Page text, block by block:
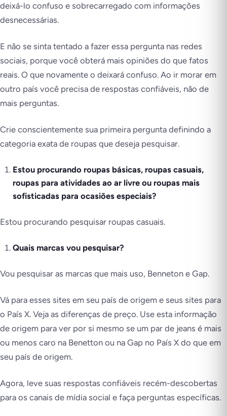
deixá-lo confuso e sobrecarregado com informações
desnecessárias.
E não se sinta tentado a fazer essa pergunta nas redes
sociais, porque você obterá mais opiniões do que fatos
reais. O que novamente o deixará confuso. Ao ir morar em
outro país você precisa de respostas confiáveis, não de
mais perguntas.
Crie conscientemente sua primeira pergunta definindo a
categoria exata de roupas que deseja pesquisar.
Estou procurando roupas básicas, roupas casuais,
roupas para atividades ao ar livre ou roupas mais
sofisticadas para ocasiões especiais?
Estou procurando pesquisar roupas casuais.
Quais marcas vou pesquisar?
Vou pesquisar as marcas que mais uso, Benneton e Gap.
Vá para esses sites em seu país de origem e seus sites para
o País X. Veja as diferenças de preço. Use esta informação
de origem para ver por si mesmo se um par de jeans é mais
ou menos caro na Benetton ou na Gap no País X do que em
seu país de origem.
Agora, leve suas respostas confiáveis recém-descobertas
para os canais de mídia social e faça perguntas específicas.